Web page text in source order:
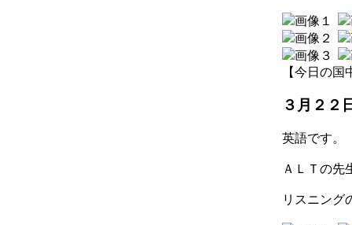
【今日の国
３月２
英語です。
ＡＬＴの先
リスニング